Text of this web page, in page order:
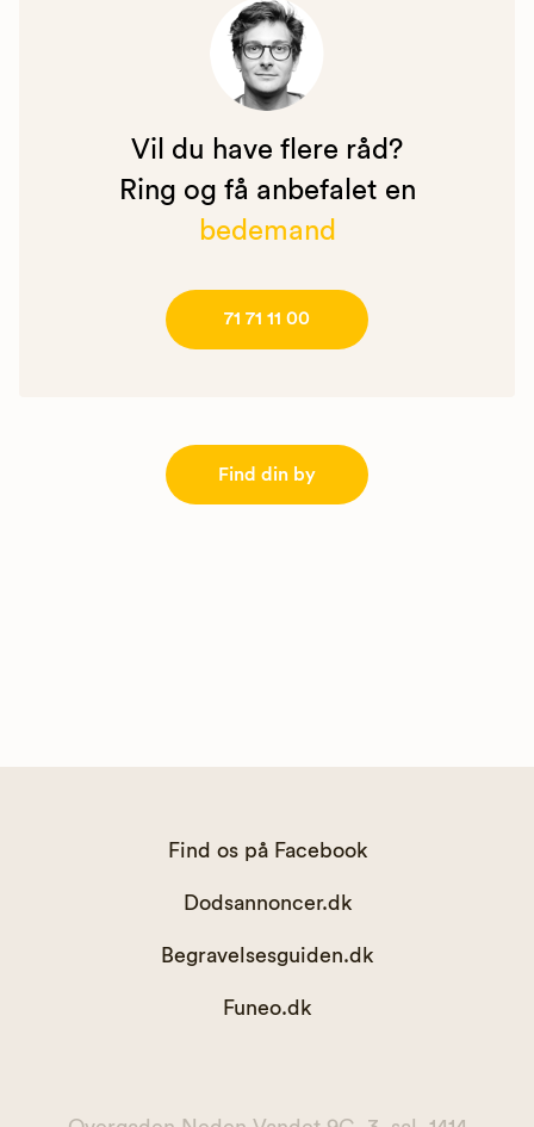
Vil du have flere råd?
Ring og få anbefalet en
bedemand
71 71 11 00
Find din by
Find os på Facebook
Dodsannoncer.dk
Begravelsesguiden.dk
Funeo.dk